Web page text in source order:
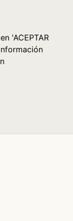
'ACEPTAR